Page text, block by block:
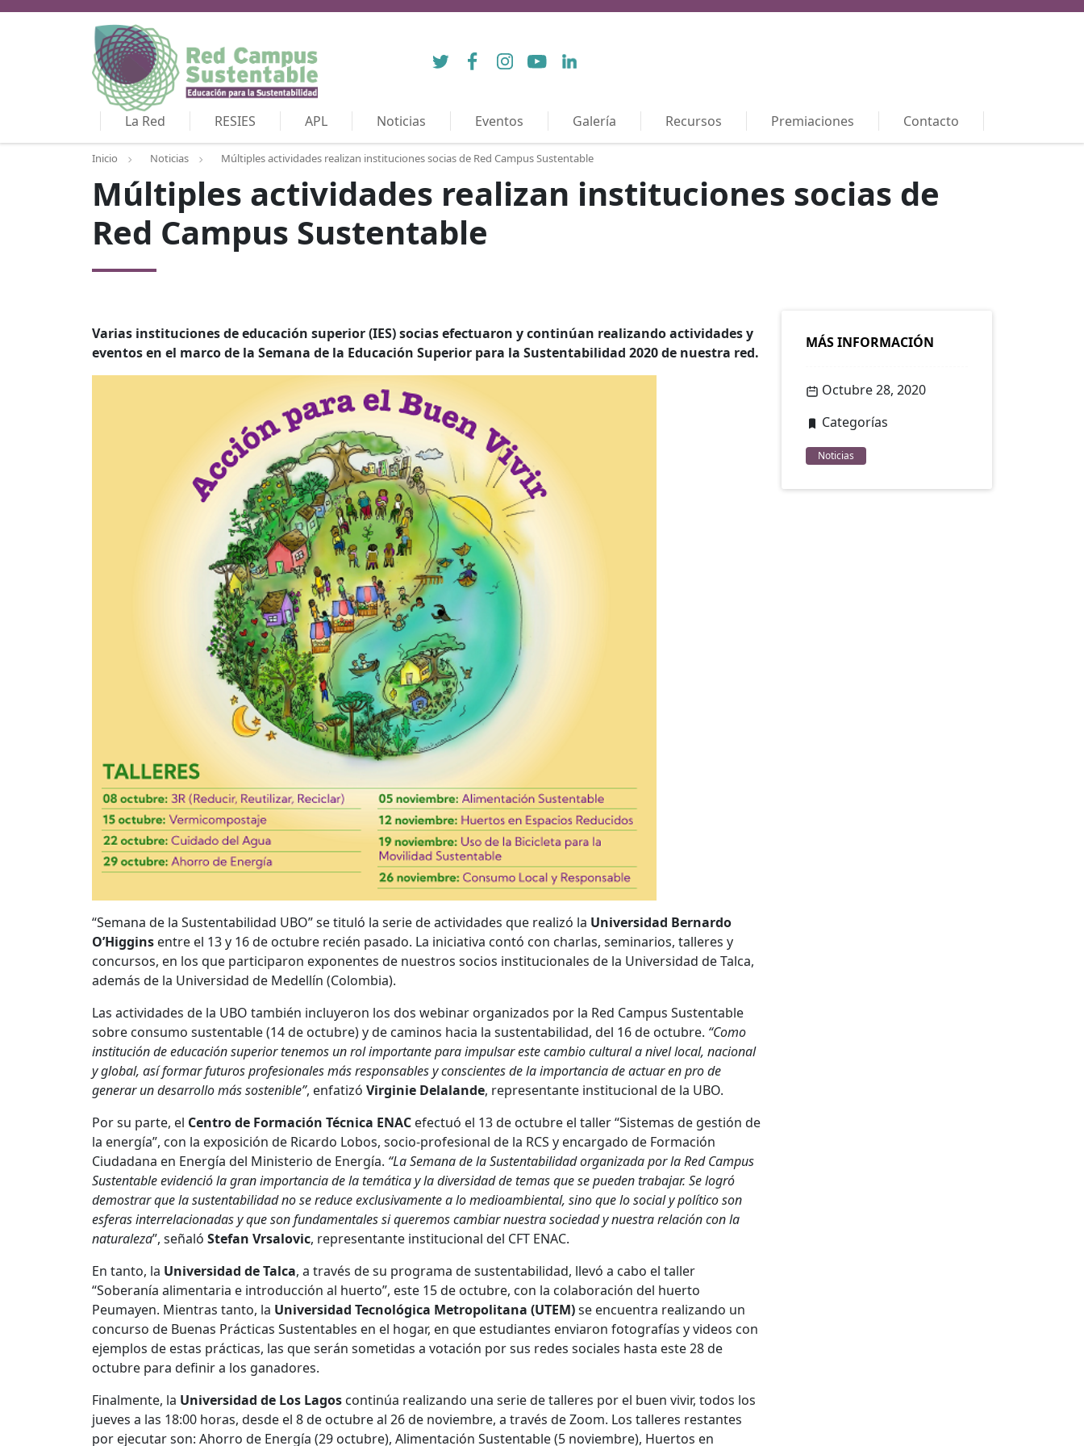
Twitter FacebookInstagramYouTubeLinkedIn
La Red RESIES APL Noticias Eventos Galería Recursos Premiaciones Contacto
Inicio Noticias Múltiples actividades realizan instituciones socias de Red Campus Sustentable
Múltiples actividades realizan instituciones socias de
Red Campus Sustentable
Varias instituciones de educación superior (IES) socias efectuaron y continúan realizando actividades y
eventos en el marco de la Semana de la Educación Superior para la Sustentabilidad 2020 de nuestra red.
“Semana de la Sustentabilidad UBO” se tituló la serie de actividades que realizó la Universidad Bernardo
O’Higgins entre el 13 y 16 de octubre recién pasado. La iniciativa contó con charlas, seminarios, talleres y
concursos, en los que participaron exponentes de nuestros socios institucionales de la Universidad de Talca,
además de la Universidad de Medellín (Colombia).
Las actividades de la UBO también incluyeron los dos webinar organizados por la Red Campus Sustentable
sobre consumo sustentable (14 de octubre) y de caminos hacia la sustentabilidad, del 16 de octubre. “Como
institución de educación superior tenemos un rol importante para impulsar este cambio cultural a nivel local, nacional
y global, así formar futuros profesionales más responsables y conscientes de la importancia de actuar en pro de
generar un desarrollo más sostenible”, enfatizó Virginie Delalande, representante institucional de la UBO.
Por su parte, el Centro de Formación Técnica ENAC efectuó el 13 de octubre el taller “Sistemas de gestión de
la energía”, con la exposición de Ricardo Lobos, socio-profesional de la RCS y encargado de Formación
Ciudadana en Energía del Ministerio de Energía. “La Semana de la Sustentabilidad organizada por la Red Campus
Sustentable evidenció la gran importancia de la temática y la diversidad de temas que se pueden trabajar. Se logró
demostrar que la sustentabilidad no se reduce exclusivamente a lo medioambiental, sino que lo social y político son
esferas interrelacionadas y que son fundamentales si queremos cambiar nuestra sociedad y nuestra relación con la
naturaleza”, señaló Stefan Vrsalovic, representante institucional del CFT ENAC.
En tanto, la Universidad de Talca, a través de su programa de sustentabilidad, llevó a cabo el taller
“Soberanía alimentaria e introducción al huerto”, este 15 de octubre, con la colaboración del huerto
Peumayen. Mientras tanto, la Universidad Tecnológica Metropolitana (UTEM)se encuentra realizando un
concurso de Buenas Prácticas Sustentables en el hogar, en que estudiantes enviaron fotografías y videos con
ejemplos de estas prácticas, las que serán sometidas a votación por sus redes sociales hasta este 28 de
octubre para definir a los ganadores.
Finalmente, la Universidad de Los Lagos continúa realizando una serie de talleres por el buen vivir, todos los
jueves a las 18:00 horas, desde el 8 de octubre al 26 de noviembre, a través de Zoom. Los talleres restantes
por ejecutar son: Ahorro de Energía (29 octubre), Alimentación Sustentable (5 noviembre), Huertos en
MÁS INFORMACIÓN
Octubre 28, 2020
Categorías
Noticias